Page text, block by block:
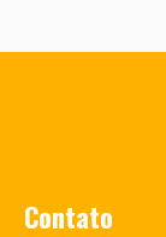
Contato